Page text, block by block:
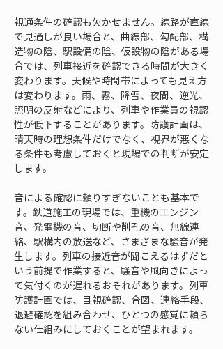
視通条件の確認も欠かせません。線路が直線
で見通しが良い場合と、曲線部、勾配部、構
造物の陰、駅設備の陰、仮設物の陰がある場
合では、列車接近を確認できる時間が大きく
変わります。天候や時間帯によっても見え方
は変わります。雨、霧、降雪、夜間、逆光、
照明の反射などにより、列車や作業員の視認
性が低下することがあります。防護計画は、
晴天時の理想条件だけでなく、視界が悪くな
る条件も考慮しておくと現場での判断が安定
します。
音による確認に頼りすぎないことも基本で
す。鉄道施工の現場では、重機のエンジン
音、発電機の音、切断や削孔の音、無線連
絡、駅構内の放送など、さまざまな騒音が発
生します。列車の接近音が聞こえるはずだと
いう前提で作業すると、騒音や風向きによっ
て気付くのが遅れるおそれがあります。列車
防護計画では、目視確認、合図、連絡手段、
退避確認を組み合わせ、ひとつの感覚に頼ら
ない仕組みにしておくことが望まれます。